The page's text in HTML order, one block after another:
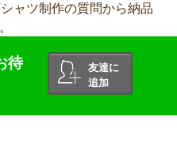
ャツ制作の質問から納品
待
友達に
追加